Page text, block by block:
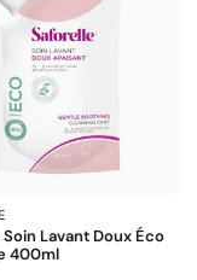
Lavant Doux Éco
400ml